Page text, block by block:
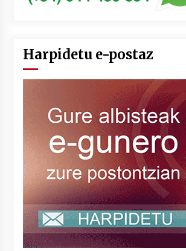
Harpidetu e-postaz